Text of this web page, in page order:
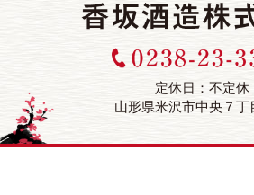
定休日：不定休
山形県米沢市中央７丁